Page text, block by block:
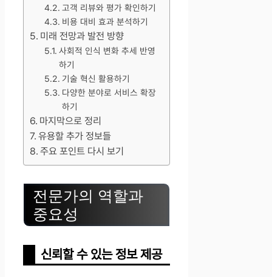
고객 리뷰와 평가 확인하기
비용 대비 효과 분석하기
미래 전망과 발전 방향
사회적 인식 변화 추세 반영
하기
기술 혁신 활용하기
다양한 분야로 서비스 확장
하기
마지막으로 정리
유용할 추가 정보들
주요 포인트 다시 보기
전문가의 역할과
중요성
신뢰할 수 있는 정보 제공